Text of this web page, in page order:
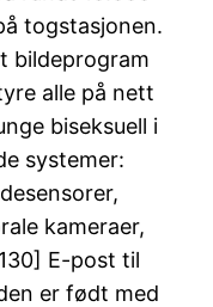
togstasjonen.
bildeprogram
alle på nett
biseksuell i
systemer:
kameraer,
E-post til
er født med